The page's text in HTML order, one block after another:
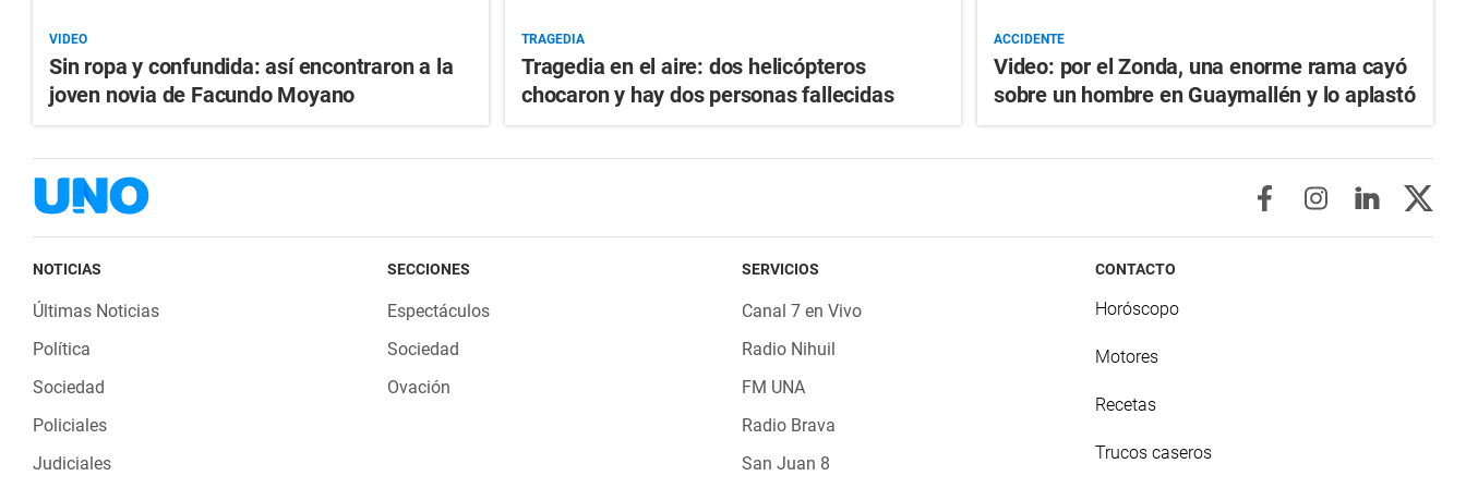
VIDEO
Sin ropa y confundida: así encontraron a la
joven novia de Facundo Moyano
TRAGEDIA
Tragedia en el aire: dos helicópteros
chocaron y hay dos personas fallecidas
ACCIDENTE
Video: por el Zonda, una enorme rama cayó
sobre un hombre en Guaymallén y lo aplastó
NOTICIAS
Últimas Noticias
Política
Sociedad
Policiales
Judiciales
SECCIONES
Espectáculos
Sociedad
Ovación
SERVICIOS
Canal 7 en Vivo
Radio Nihuil
FM UNA
Radio Brava
San Juan 8
CONTACTO
Horóscopo
Motores
Recetas
Trucos caseros